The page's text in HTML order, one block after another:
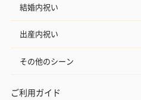
結婚内祝い
出産内祝い
その他のシーン
ご利用ガイド